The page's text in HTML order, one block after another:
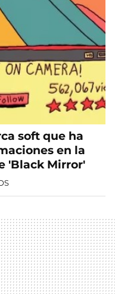
soft que ha
en la
'Black Mirror'